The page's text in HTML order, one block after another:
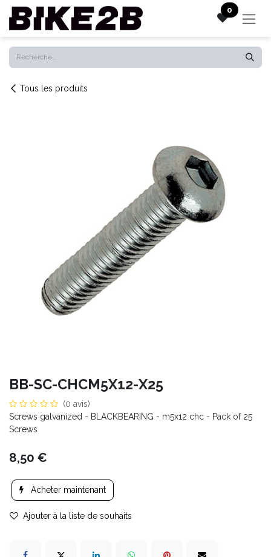
Se rendre au contenu 0
Tous les produits
BB-SC-CHCM5X12-X25
(0 avis)
Screws galvanized - BLACKBEARING - m5x12 chc - Pack of 25
Screws
8,50 €
Acheter maintenant
Ajouter à la liste de souhaits